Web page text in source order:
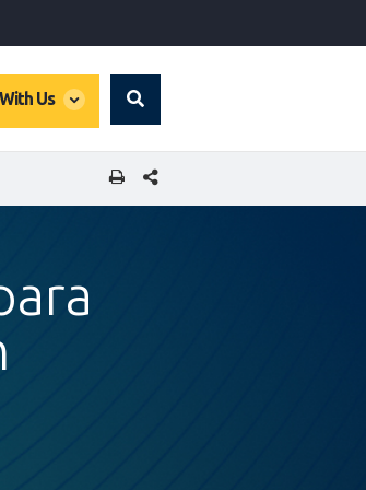
Us
global
Search
COMPARTIR ESTA PÁGINA